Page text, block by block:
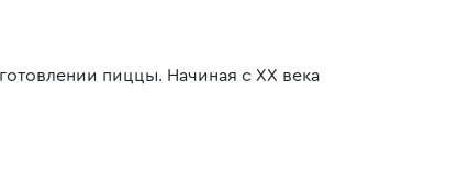
пиццы. Начиная с XX века